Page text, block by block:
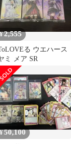
¥2,555
る ウエハース
ミ メア SR
¥50,100